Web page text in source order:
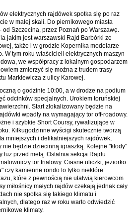
elektrycznych rajdówek spotka się po raz
w małej skali. Do piernikowego miasta
Szczecina, przez Poznań po Warszawę.
jakim jest warszawski Rajd Barbórki ze
także i w grodzie Kopernika modelarze
tym roku właścicieli elektrycznych maszyn
we współpracy z lokalnym gospodarzem
zmierzyć się można z trudem trasy
Markiewicza z ulicy Karowej.
o godzinie 10:00, a w drodze na podium
odcinków specjalnych. Urokiem toruńskiej
Start zlokalizowany będzie na
wpadły na wymagający tor off-roadowy.
i szybkie Short Coursy, rywalizujące w
Kilkugodzinne wyścigi skutecznie tworzą
mniejszych i delikatniejszych rajdówek,
będzie dziecinną igraszką. Kolejne "kłody"
tuż przed metą. Ostatnia sekcja Rajdu
tor trialowy. Ciasne uliczki, jeziorko
czy kamienne rondo to tylko niektóre
które z pewnością nie ułatwią kierowcom
miłośnicy małych rajdów czekają jednak cały
nie spotka się takiego klimatu i
dlatego raz w roku warto odwiedzić
klimaty.